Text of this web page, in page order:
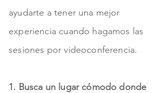
ayudarte a tener una mejor
experiencia cuando hagamos las
sesiones por videoconferencia.
1. Busca un lugar cómodo donde